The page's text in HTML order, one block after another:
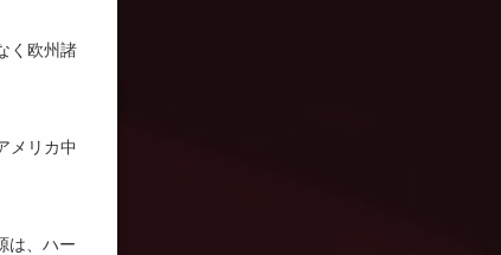
く欧州諸
メリカ中
は、ハー